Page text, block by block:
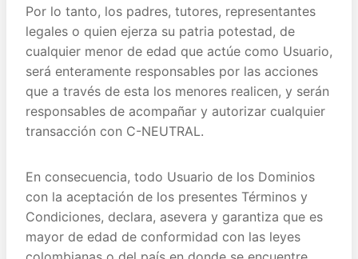
Por lo tanto, los padres, tutores, representantes
legales o quien ejerza su patria potestad, de
cualquier menor de edad que actúe como Usuario,
será enteramente responsables por las acciones
que a través de esta los menores realicen, y serán
responsables de acompañar y autorizar cualquier
transacción con C-NEUTRAL.
En consecuencia, todo Usuario de los Dominios
con la aceptación de los presentes Términos y
Condiciones, declara, asevera y garantiza que es
mayor de edad de conformidad con las leyes